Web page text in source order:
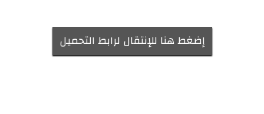
إضغط هنا للإنتقال لرابط التحميل